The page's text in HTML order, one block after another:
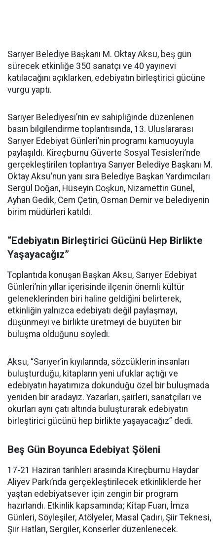
Sarıyer Belediye Başkanı M. Oktay Aksu, beş gün
sürecek etkinliğe 350 sanatçı ve 40 yayınevi
katılacağını açıklarken, edebiyatın birleştirici gücüne
vurgu yaptı.
Sarıyer Belediyesi’nin ev sahipliğinde düzenlenen
basın bilgilendirme toplantısında, 13. Uluslararası
Sarıyer Edebiyat Günleri’nin programı kamuoyuyla
paylaşıldı. Kireçburnu Güverte Sosyal Tesisleri’nde
gerçekleştirilen toplantıya Sarıyer Belediye Başkanı M.
Oktay Aksu’nun yanı sıra Belediye Başkan Yardımcıları
Sergül Doğan, Hüseyin Coşkun, Nizamettin Günel,
Ayhan Gedik, Cem Çetin, Osman Demir ve belediyenin
birim müdürleri katıldı.
“Edebiyatın Birleştirici Gücünü Hep Birlikte
Yaşayacağız”
Toplantıda konuşan Başkan Aksu, Sarıyer Edebiyat
Günleri’nin yıllar içerisinde ilçenin önemli kültür
geleneklerinden biri haline geldiğini belirterek,
etkinliğin yalnızca edebiyatı değil paylaşmayı,
düşünmeyi ve birlikte üretmeyi de büyüten bir
buluşma olduğunu söyledi.
Aksu, “Sarıyer’in kıyılarında, sözcüklerin insanları
buluşturduğu, kitapların yeni ufuklar açtığı ve
edebiyatın hayatımıza dokunduğu özel bir buluşmada
yeniden bir aradayız. Yazarları, şairleri, sanatçıları ve
okurları aynı çatı altında buluşturarak edebiyatın
birleştirici gücünü hep birlikte yaşayacağız” dedi.
Beş Gün Boyunca Edebiyat Şöleni
17-21 Haziran tarihleri arasında Kireçburnu Haydar
Aliyev Parkı’nda gerçekleştirilecek etkinliklerde her
yaştan edebiyatsever için zengin bir program
hazırlandı. Etkinlik kapsamında; Kitap Fuarı, İmza
Günleri, Söyleşiler, Atölyeler, Masal Çadırı, Şiir Teknesi,
Şiir Hatları, Sergiler, Konserler düzenlenecek.